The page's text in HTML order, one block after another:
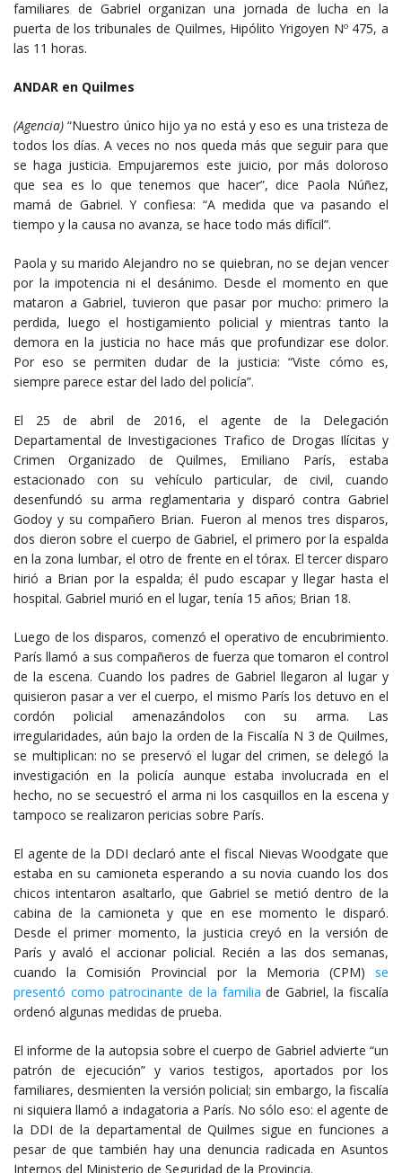
familiares de Gabriel organizan una jornada de lucha en la
puerta de los tribunales de Quilmes, Hipólito Yrigoyen Nº 475, a
las 11 horas.
ANDAR en Quilmes
(Agencia)“Nuestro único hijo ya no está y eso es una tristeza de
todos los días. A veces no nos queda más que seguir para que
se haga justicia. Empujaremos este juicio, por más doloroso
que sea es lo que tenemos que hacer”, dice Paola Núñez,
mamá de Gabriel. Y confiesa: “A medida que va pasando el
tiempo y la causa no avanza, se hace todo más difícil”.
Paola y su marido Alejandro no se quiebran, no se dejan vencer
por la impotencia ni el desánimo. Desde el momento en que
mataron a Gabriel, tuvieron que pasar por mucho: primero la
perdida, luego el hostigamiento policial y mientras tanto la
demora en la justicia no hace más que profundizar ese dolor.
Por eso se permiten dudar de la justicia: “Viste cómo es,
siempre parece estar del lado del policía”.
El 25 de abril de 2016, el agente de la Delegación
Departamental de Investigaciones Trafico de Drogas Ilícitas y
Crimen Organizado de Quilmes, Emiliano París, estaba
estacionado con su vehículo particular, de civil, cuando
desenfundó su arma reglamentaria y disparó contra Gabriel
Godoy y su compañero Brian. Fueron al menos tres disparos,
dos dieron sobre el cuerpo de Gabriel, el primero por la espalda
en la zona lumbar, el otro de frente en el tórax. El tercer disparo
hirió a Brian por la espalda; él pudo escapar y llegar hasta el
hospital. Gabriel murió en el lugar, tenía 15 años; Brian 18.
Luego de los disparos, comenzó el operativo de encubrimiento.
París llamó a sus compañeros de fuerza que tomaron el control
de la escena. Cuando los padres de Gabriel llegaron al lugar y
quisieron pasar a ver el cuerpo, el mismo París los detuvo en el
cordón policial amenazándolos con su arma. Las
irregularidades, aún bajo la orden de la Fiscalía N 3 de Quilmes,
se multiplican: no se preservó el lugar del crimen, se delegó la
investigación en la policía aunque estaba involucrada en el
hecho, no se secuestró el arma ni los casquillos en la escena y
tampoco se realizaron pericias sobre París.
El agente de la DDI declaró ante el fiscal Nievas Woodgate que
estaba en su camioneta esperando a su novia cuando los dos
chicos intentaron asaltarlo, que Gabriel se metió dentro de la
cabina de la camioneta y que en ese momento le disparó.
Desde el primer momento, la justicia creyó en la versión de
París y avaló el accionar policial. Recién a las dos semanas,
cuando la Comisión Provincial por la Memoria (CPM) se
presentó como patrocinante de la familiade Gabriel, la fiscalía
ordenó algunas medidas de prueba.
El informe de la autopsia sobre el cuerpo de Gabriel advierte “un
patrón de ejecución” y varios testigos, aportados por los
familiares, desmienten la versión policial; sin embargo, la fiscalía
ni siquiera llamó a indagatoria a París. No sólo eso: el agente de
la DDI de la departamental de Quilmes sigue en funciones a
pesar de que también hay una denuncia radicada en Asuntos
Internos del Ministerio de Seguridad de la Provincia.